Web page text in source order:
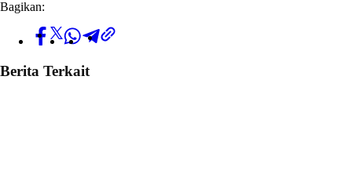
Bagikan:
Berita Terkait